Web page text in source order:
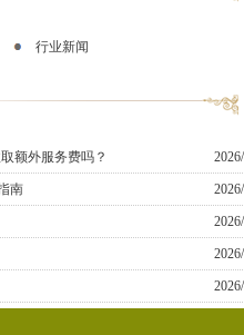
行业新闻
额外服务费吗？
南